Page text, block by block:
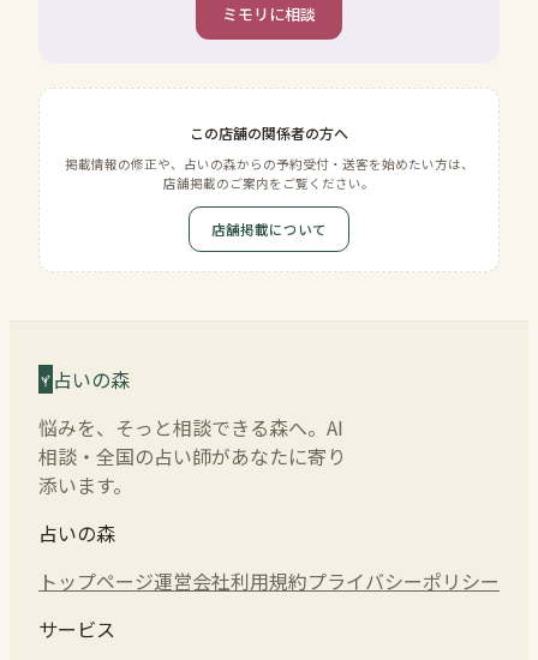
ミモリに相談
この店舗の関係者の方へ
掲載情報の修正や、占いの森からの予約受付・送客を始めたい方は、
店舗掲載のご案内をご覧ください。
店舗掲載について
占いの森
悩みを、そっと相談できる森へ。AI
相談・全国の占い師があなたに寄り
添います。
占いの森
トップページ運営会社利用規約プライバシーポリシー
サービス